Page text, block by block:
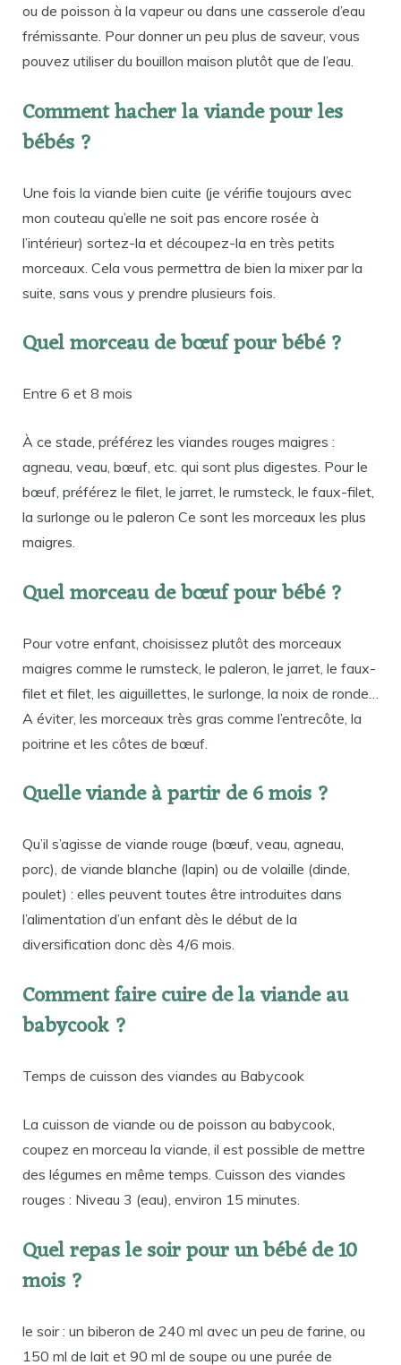
ou de poisson à la vapeur ou dans une casserole d’eau
frémissante. Pour donner un peu plus de saveur, vous
pouvez utiliser du bouillon maison plutôt que de l’eau.
Comment hacher la viande pour les
bébés ?
Une fois la viande bien cuite (je vérifie toujours avec
mon couteau qu’elle ne soit pas encore rosée à
l’intérieur) sortez-la et découpez-la en très petits
morceaux. Cela vous permettra de bien la mixer par la
suite, sans vous y prendre plusieurs fois.
Quel morceau de bœuf pour bébé ?
Entre 6 et 8 mois
À ce stade, préférez les viandes rouges maigres :
agneau, veau, bœuf, etc. qui sont plus digestes. Pour le
bœuf, préférez le filet, le jarret, le rumsteck, le faux-filet,
la surlonge ou le paleron Ce sont les morceaux les plus
maigres.
Quel morceau de bœuf pour bébé ?
Pour votre enfant, choisissez plutôt des morceaux
maigres comme le rumsteck, le paleron, le jarret, le faux-
filet et filet, les aiguillettes, le surlonge, la noix de ronde…
A éviter, les morceaux très gras comme l’entrecôte, la
poitrine et les côtes de bœuf.
Quelle viande à partir de 6 mois ?
Qu’il s’agisse de viande rouge (bœuf, veau, agneau,
porc), de viande blanche (lapin) ou de volaille (dinde,
poulet) : elles peuvent toutes être introduites dans
l’alimentation d’un enfant dès le début de la
diversification donc dès 4/6 mois.
Comment faire cuire de la viande au
babycook ?
Temps de cuisson des viandes au Babycook
La cuisson de viande ou de poisson au babycook,
coupez en morceau la viande, il est possible de mettre
des légumes en même temps. Cuisson des viandes
rouges : Niveau 3 (eau), environ 15 minutes.
Quel repas le soir pour un bébé de 10
mois ?
le soir : un biberon de 240 ml avec un peu de farine, ou
150 ml de lait et 90 ml de soupe ou une purée de